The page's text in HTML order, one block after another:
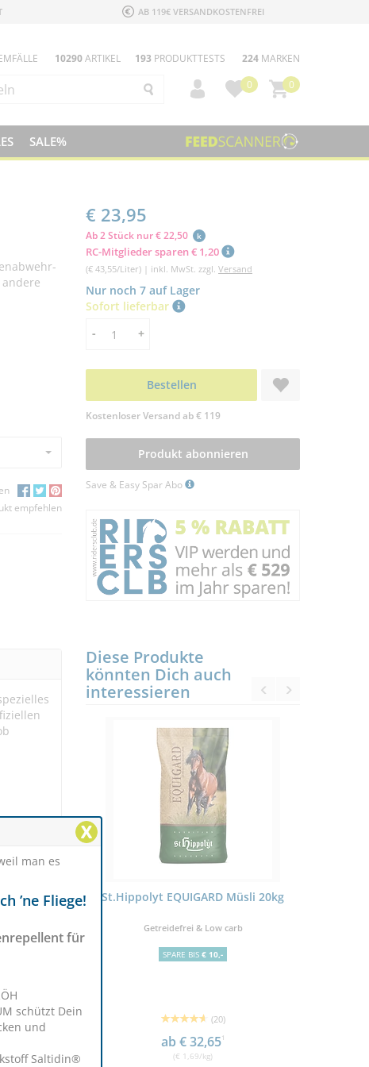
AB 119€ VERSANDKOSTENFREI
193 PRODUKTTESTS 224 MARKEN
10290ARTIKEL
0
0
SALE%
empfehlen
€ 23,95
Ab 2 Stück nur € 22,50 k
RC-Mitglieder sparen € 1,20
(€ 43,55/Liter) | inkl. MwSt. zzgl. Versand
Nur noch 7 auf Lager
Sofort lieferbar
Menge
- +
Bestellen
Kostenloser Versand ab € 119
Produkt abonnieren
Save & Easy Spar Abo
Diese Produkte
könnten Dich auch
interessieren
Müsli 20kg
(20)
kg)
Marstall Sinfonie 15kg
Das Naturkräuter-Müsli
ab € 29,95
(€ 2,03/kg)
X
man es
’ne Fliege!
für
schützt Dein
und
Saltidin®